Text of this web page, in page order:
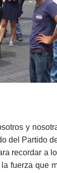
y
del Partido
recordar a
fuerza que